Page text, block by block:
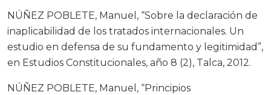
NÚÑEZ POBLETE, Manuel, “Sobre la declaración de
inaplicabilidad de los tratados internacionales. Un
estudio en defensa de su fundamento y legitimidad”,
en Estudios Constitucionales, año 8 (2), Talca, 2012.
NÚÑEZ POBLETE, Manuel, “Principios